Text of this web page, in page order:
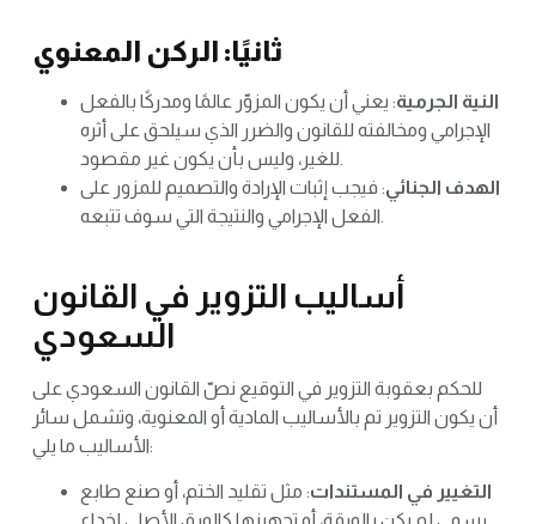
ثانيًا: الركن المعنوي
النية الجرمية: يعني أن يكون المزوّر عالمًا ومدركًا بالفعل
الإجرامي ومخالفته للقانون والضرر الذي سيلحق على أثره
للغير، وليس بأن يكون غير مقصود.
الهدف الجنائي: فيجب إثبات الإرادة والتصميم للمزور على
الفعل الإجرامي والنتيجة التي سوف تتبعه.
أساليب التزوير في القانون
السعودي
للحكم بعقوبة التزوير في التوقيع نصّ القانون السعودي على
أن يكون التزوير تم بالأساليب المادية أو المعنوية، وتشمل سائر
الأساليب ما يلي:
التغيير في المستندات: مثل تقليد الختم، أو صنع طابع